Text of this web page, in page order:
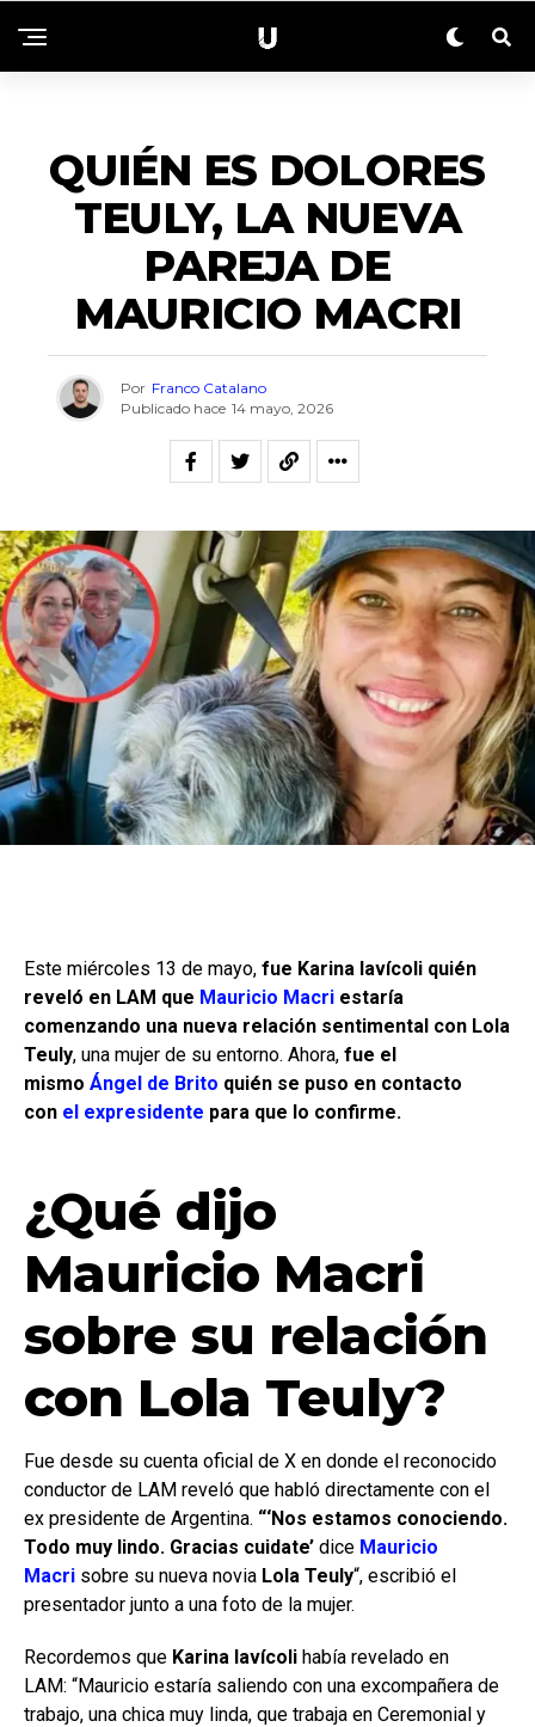
QUIÉN ES DOLORES
TEULY, LA NUEVA
PAREJA DE
MAURICIO MACRI
Por Franco Catalano
Publicado hace 14 mayo, 2026
Este miércoles 13 de mayo, fue Karina Iavícoli quién
reveló en LAM que Mauricio Macri estaría
comenzando una nueva relación sentimental con Lola
Teuly, una mujer de su entorno. Ahora, fue el
mismo Ángel de Brito quién se puso en contacto
con el expresidente para que lo confirme.
¿Qué dijo
Mauricio Macri
sobre su relación
con Lola Teuly?
Fue desde su cuenta oficial de X en donde el reconocido
conductor de LAM reveló que habló directamente con el
ex presidente de Argentina. “‘Nos estamos conociendo.
Todo muy lindo. Gracias cuidate’ dice Mauricio
Macri sobre su nueva novia Lola Teuly“, escribió el
presentador junto a una foto de la mujer.
Recordemos que Karina Iavícoli había revelado en
LAM: “Mauricio estaría saliendo con una excompañera de
trabajo, una chica muy linda, que trabaja en Ceremonial y